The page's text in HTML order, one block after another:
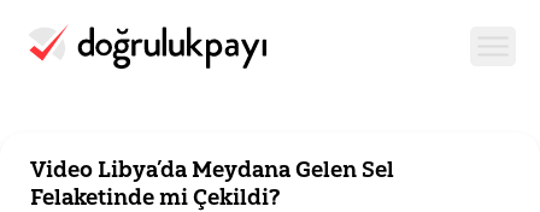
Video Libya’da Meydana Gelen Sel
Felaketinde mi Çekildi?